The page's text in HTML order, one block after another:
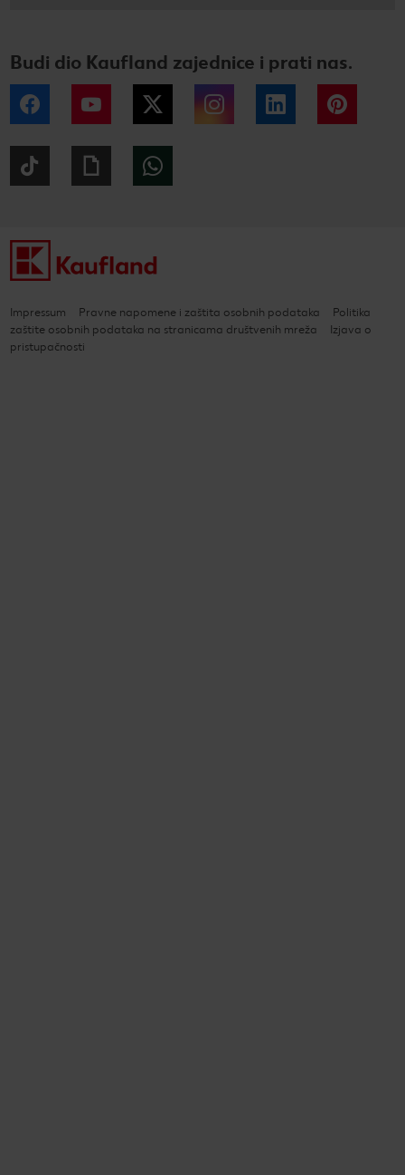
Budi dio Kaufland zajednice i prati nas.
Facebook YouTube Twitter Instagram LinkedIn
Giphy
Impressum Pravne napomene i zaštita osobnih podataka
Politika
zaštite osobnih podataka na stranicama društvenih mreža
Izjava o
pristupačnosti